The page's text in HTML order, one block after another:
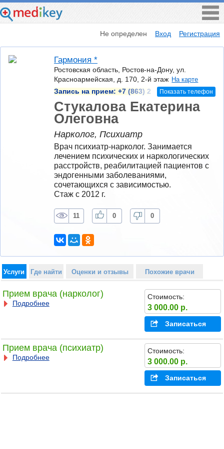
Не определен Вход Регистрация
Гармония *
Ростовская область, Ростов-на-Дону, ул.
Красноармейская, д. 170, 2-й этаж На карте
Запись на прием: +7 (863) 2 Показать телефон
Стукалова Екатерина
Олеговна
Нарколог, Психиатр
Врач психиатр-нарколог. Занимается
лечением психических и наркологических
расстройств, реабилитацией пациентов с
эндогенными заболеваниями,
сочетающихся с зависимостью.
Стаж с 2012 г.
11 0 0
Услуги Где найти Оценки и отзывы Похожие врачи
Прием врача (нарколог)
Подробнее
Стоимость:
3 000.00 р.
Записаться
Прием врача (психиатр)
Подробнее
Стоимость:
3 000.00 р.
Записаться